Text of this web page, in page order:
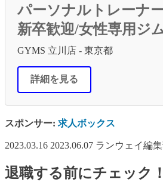
パーソナルトレーナ
新卒歓迎/女性専用ジ
GYMS 立川店 - 東京都
詳細を見る
スポンサー: 求人ボックス
2023.03.16 2023.06.07 ランウェイ編
退職する前にチェック